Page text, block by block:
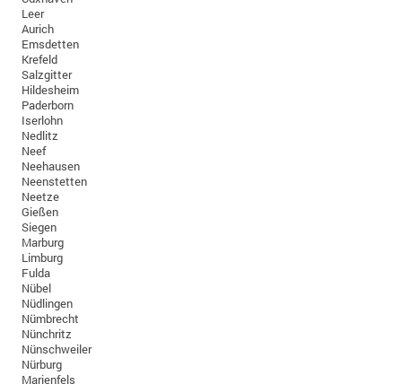
Leer
Aurich
Emsdetten
Krefeld
Salzgitter
Hildesheim
Paderborn
Iserlohn
Nedlitz
Neef
Neehausen
Neenstetten
Neetze
Gießen
Siegen
Marburg
Limburg
Fulda
Nübel
Nüdlingen
Nümbrecht
Nünchritz
Nünschweiler
Nürburg
Marienfels